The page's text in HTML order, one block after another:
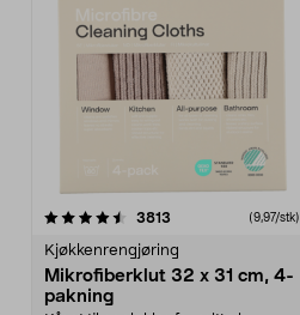
3813 anmeldelser(9,97/stk)
Kjøkkenrengjøring
Mikrofiberklut 32 x 31 cm, 4-
pakning
4.5av 5 stjerner